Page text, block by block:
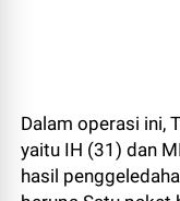
Dalam operasi ini,
yaitu IH (31) dan
hasil